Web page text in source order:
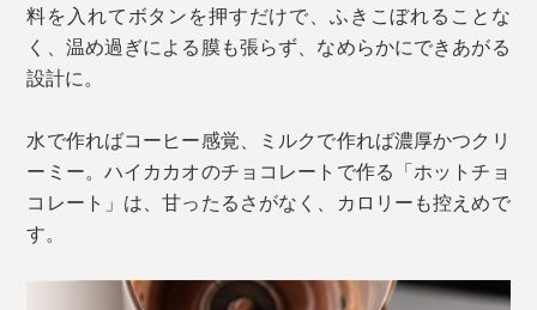
料を入れてボタンを押すだけで、ふきこぼれることな
く、温め過ぎによる膜も張らず、なめらかにできあがる
設計に。
水で作ればコーヒー感覚、ミルクで作れば濃厚かつクリ
ーミー。ハイカカオのチョコレートで作る「ホットチョ
コレート」は、甘ったるさがなく、カロリーも控えめで
す。